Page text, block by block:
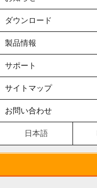
ダウンロード
製品情報
サポート
サイトマップ
お問い合わせ
日本語